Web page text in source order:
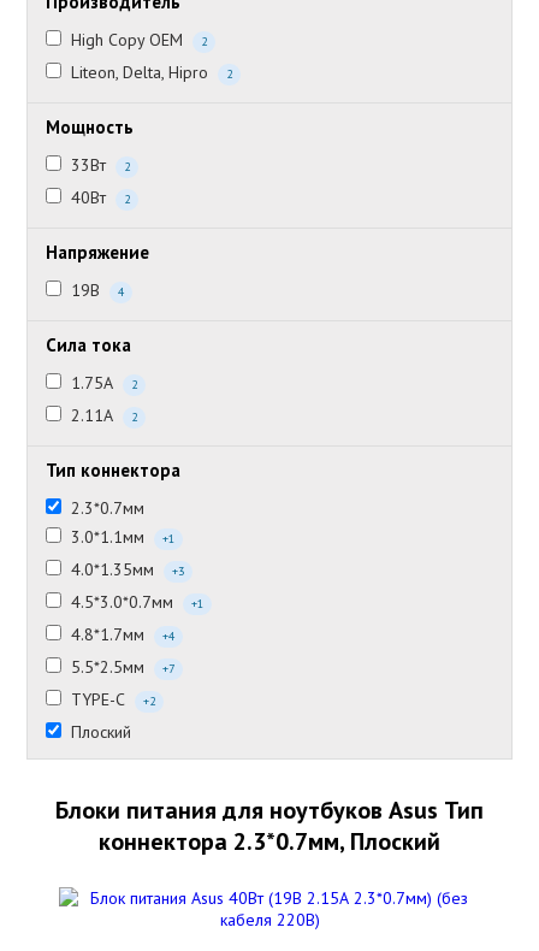
High Copy OEM 2
Liteon, Delta, Hipro 2
Мощность
33Вт 2
40Вт 2
Напряжение
19В 4
Сила тока
1.75А 2
2.11А 2
Тип коннектора
2.3*0.7мм
3.0*1.1мм
+1
4.0*1.35мм +3
4.5*3.0*0.7мм +1
4.8*1.7мм +4
5.5*2.5мм +7
TYPE-C +2
Плоский
Блоки питания для ноутбуков Asus Тип
коннектора 2.3*0.7мм, Плоский